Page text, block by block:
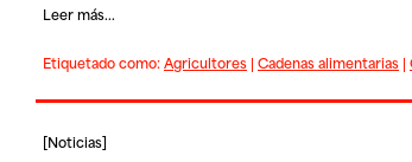
Leer más...
Etiquetado como:Agricultores| Cadenas alimentarias|
[Noticias]